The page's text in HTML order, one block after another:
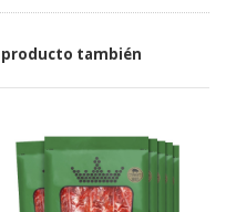
producto también